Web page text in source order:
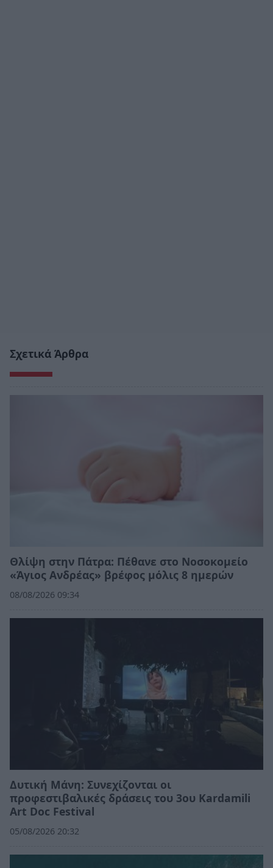
Σχετικά Άρθρα
Θλίψη στην Πάτρα: Πέθανε στο Νοσοκομείο
«Άγιος Ανδρέας» βρέφος μόλις 8 ημερών
08/08/2026 09:34
Δυτική Μάνη: Συνεχίζονται οι
προφεστιβαλικές δράσεις του 3ου Kardamili
Art Doc Festival
05/08/2026 20:32